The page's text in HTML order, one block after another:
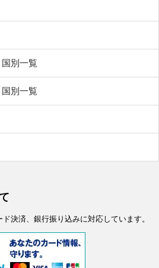
別一覧
別一覧
決済、銀行振り込みに対応しています。